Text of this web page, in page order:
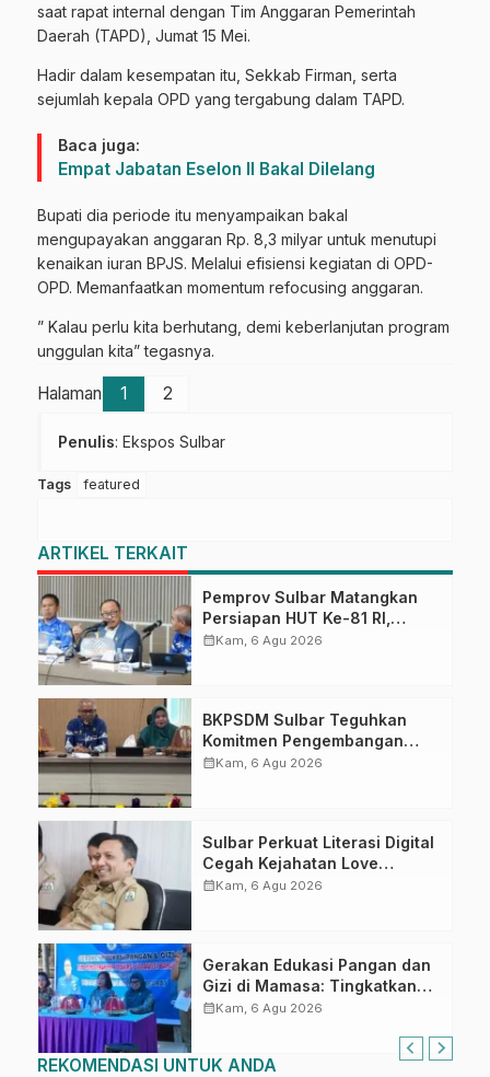
saat rapat internal dengan Tim Anggaran Pemerintah
Daerah (TAPD), Jumat 15 Mei.
Hadir dalam kesempatan itu, Sekkab Firman, serta
sejumlah kepala OPD yang tergabung dalam TAPD.
Baca juga:
Empat Jabatan Eselon II Bakal Dilelang
Bupati dia periode itu menyampaikan bakal
mengupayakan anggaran Rp. 8,3 milyar untuk menutupi
kenaikan iuran BPJS. Melalui efisiensi kegiatan di OPD-
OPD. Memanfaatkan momentum refocusing anggaran.
” Kalau perlu kita berhutang, demi keberlanjutan program
unggulan kita” tegasnya.
Halaman 1 2
Penulis: Ekspos Sulbar
Tags featured
ARTIKEL TERKAIT
Pemprov Sulbar Matangkan
Persiapan HUT Ke-81 RI,
Puncak Upacara di Lapangan
calendar_monthKam, 6 Agu 2026
BKPSDM Sulbar Teguhkan
Komitmen Pengembangan
Kompetensi ASN melalui
calendar_monthKam, 6 Agu 2026
Sulbar Perkuat Literasi Digital
Cegah Kejahatan Love
Scamming
calendar_monthKam, 6 Agu 2026
Gerakan Edukasi Pangan dan
Gizi di Mamasa: Tingkatkan
Pengetahuan dan
calendar_monthKam, 6 Agu 2026
REKOMENDASI UNTUK ANDA